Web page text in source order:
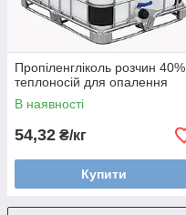
Пропіленгліколь розчин 40%
теплоносій для опалення
В наявності
54,32 ₴/кг
Купити